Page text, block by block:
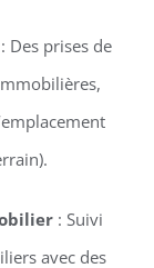
Des prises de
: Suivi
avec des